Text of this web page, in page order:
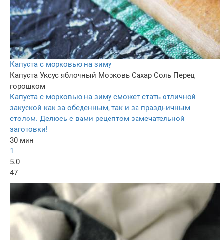
Капуста с морковью на зиму
Капуста Уксус яблочный Морковь Сахар Соль Перец
горошком
Капуста с морковью на зиму сможет стать отличной
закуской как за обеденным, так и за праздничным
столом. Делюсь с вами рецептом замечательной
заготовки!
30 мин
1
5.0
47